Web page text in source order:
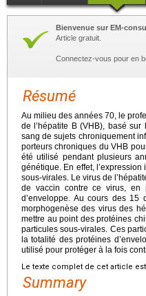
Bienvenue sur EM-
Article gratuit.
Connectez-vous pour en
Résumé
Au milieu des années 70, le
de l’hépatite B (VHB), basé sur
sang de sujets chroniquement
porteurs chroniques du VHB
été utilisé pendant plusieurs
génétique. En effet,
sous-virales. Le virus de
de vaccin contre ce virus, en
d’enveloppe. Au cours des 15
morphogenèse des virus des
mettre au point des protéines
particules sous-virales. Ces
la totalité des protéines
utilisé pour protéger à la fois
Le texte complet de cet article
Summary